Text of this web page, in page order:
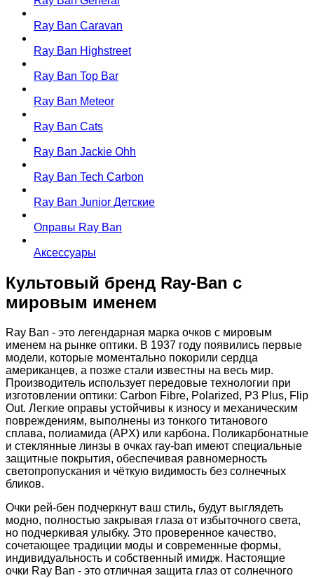
Ray Ban Caravan
Ray Ban Highstreet
Ray Ban Top Bar
Ray Ban Meteor
Ray Ban Cats
Ray Ban Jackie Ohh
Ray Ban Tech Carbon
Ray Ban Junior Детские
Оправы Ray Ban
Аксессуары
Культовый бренд Ray-Ban с
мировым именем
Ray Ban - это легендарная марка очков с мировым
именем на рынке оптики. В 1937 году появились первые
модели, которые моментально покорили сердца
американцев, а позже стали известны на весь мир.
Производитель использует передовые технологии при
изготовлении оптики: Carbon Fibre, Polarized, P3 Plus, Flip
Out. Легкие оправы устойчивы к износу и механическим
повреждениям, выполнены из тонкого титанового
сплава, полиамида (APX) или карбона. Поликарбонатные
и стеклянные линзы в очках ray-ban имеют специальные
защитные покрытия, обеспечивая равномерность
светопропускания и чёткую видимость без солнечных
бликов.
Очки рей-бен подчеркнут ваш стиль, будут выглядеть
модно, полностью закрывая глаза от избыточного света,
но подчеркивая улыбку. Это проверенное качество,
сочетающее традиции моды и современные формы,
индивидуальность и собственный имидж. Настоящие
очки Ray Ban - это отличная защита глаз от солнечного